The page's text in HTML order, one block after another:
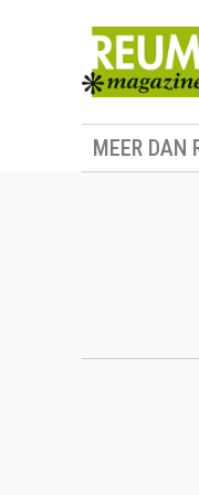
MEER DAN